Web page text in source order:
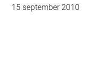
15 september 2010